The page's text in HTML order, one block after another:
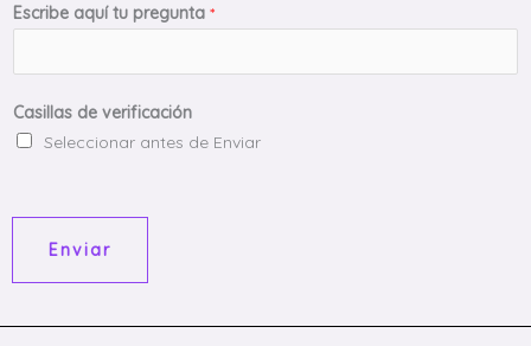
Escribe aquí tu pregunta *
Casillas de verificación
Seleccionar antes de Enviar
Enviar